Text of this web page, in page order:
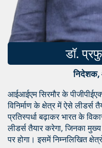
डॉ.
निदेशक,
आईआईएम सिरमौर के
विनिर्माण के क्षेत्र में ऐसे लीडर्स
प्रतिस्पर्धा बढ़ाकर भारत के
लीडर्स तैयार करेगा, जिनका मुख्य
पर होगा। इसमें निम्नलिखित